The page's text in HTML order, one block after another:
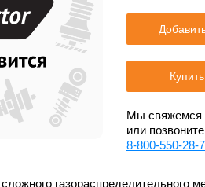
Мы свяжемся
или
8-800-550-28-
газораспределительного